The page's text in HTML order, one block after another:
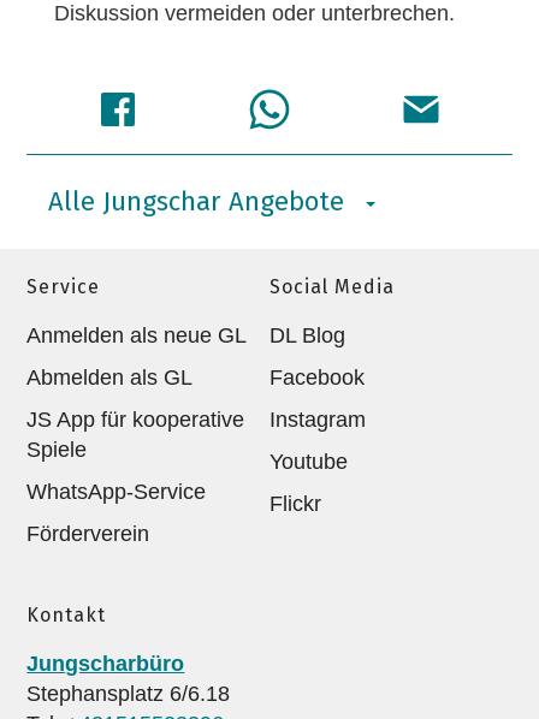
Diskussion vermeiden oder unterbrechen.
Alle Jungschar Angebote
Service
Anmelden als neue GL
Abmelden als GL
JS App für kooperative
Spiele
WhatsApp-Service
Förderverein
Social Media
DL Blog
Facebook
Instagram
Youtube
Flickr
Kontakt
Jungscharbüro
Stephansplatz 6/6.18